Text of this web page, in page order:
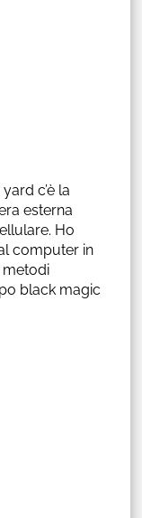
c’è la
esterna
Ho
computer in
metodi
black magic